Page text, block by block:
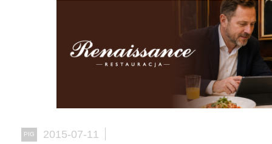
PIG 2015-07-11